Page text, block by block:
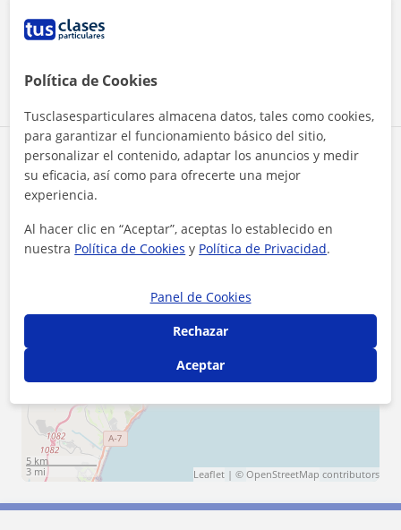
Zona de Teresa
Localidades a las que se desplaza para dar clase
Benalmádena
Mijas
Torremolinos
5 km
3 mi
Leaflet | © OpenStreetMap contributors
Política de Cookies
Tusclasesparticulares almacena datos, tales como cookies,
para garantizar el funcionamiento básico del sitio,
personalizar el contenido, adaptar los anuncios y medir
su eficacia, así como para ofrecerte una mejor
experiencia.
Al hacer clic en “Aceptar”, aceptas lo establecido en
nuestra Política de Cookies y Política de Privacidad.
Panel de Cookies
Rechazar
Aceptar